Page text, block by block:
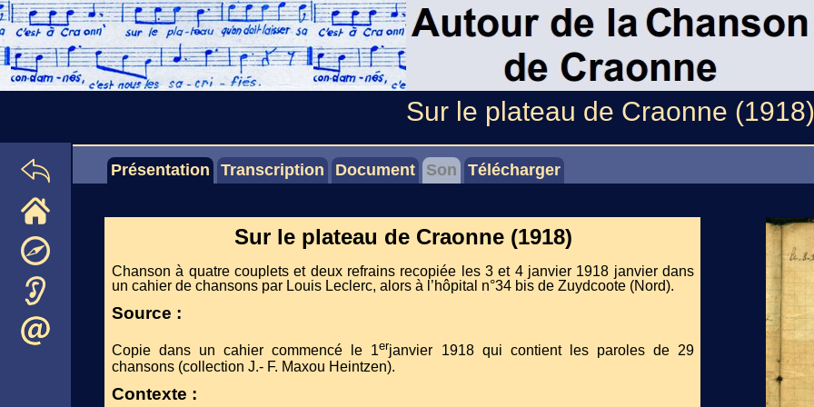
Sur le plateau de Craonne (1918)
Présentation Transcription Document Son Télécharger